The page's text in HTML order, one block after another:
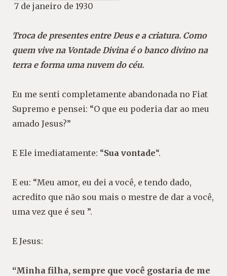
7 de janeiro de 1930
Troca de presentes entre Deus e a criatura. Como
quem vive na Vontade Divina é o banco divino na
terra e forma uma nuvem do céu.
Eu me senti completamente abandonada no Fiat
Supremo e pensei: “O que eu poderia dar ao meu
amado Jesus?”
E Ele imediatamente: “Sua vontade“.
E eu: “Meu amor, eu dei a você, e tendo dado,
acredito que não sou mais o mestre de dar a você,
uma vez que é seu ”.
E Jesus:
“Minha filha, sempre que você gostaria de me